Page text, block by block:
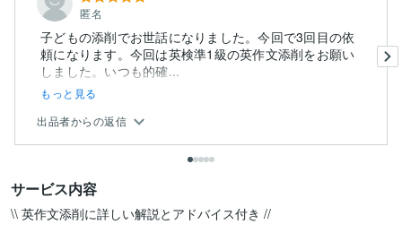
匿名
子どもの添削でお世話になりました。今回で3回目の依
頼になります。今回は英検準1級の英作文添削をお願い
しました。いつも的確...
もっと見る
出品者からの返信
サービス内容
\\ 英作文添削に詳しい解説とアドバイス付き //